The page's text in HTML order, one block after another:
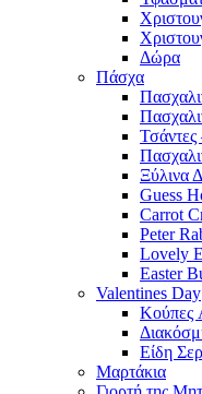
Δώρα
Πάσχα
Ξύλινα
Guess
Carrot
Peter
Lovely
Easter
Valentines Day
Κούπες
Είδη
Μαρτάκια